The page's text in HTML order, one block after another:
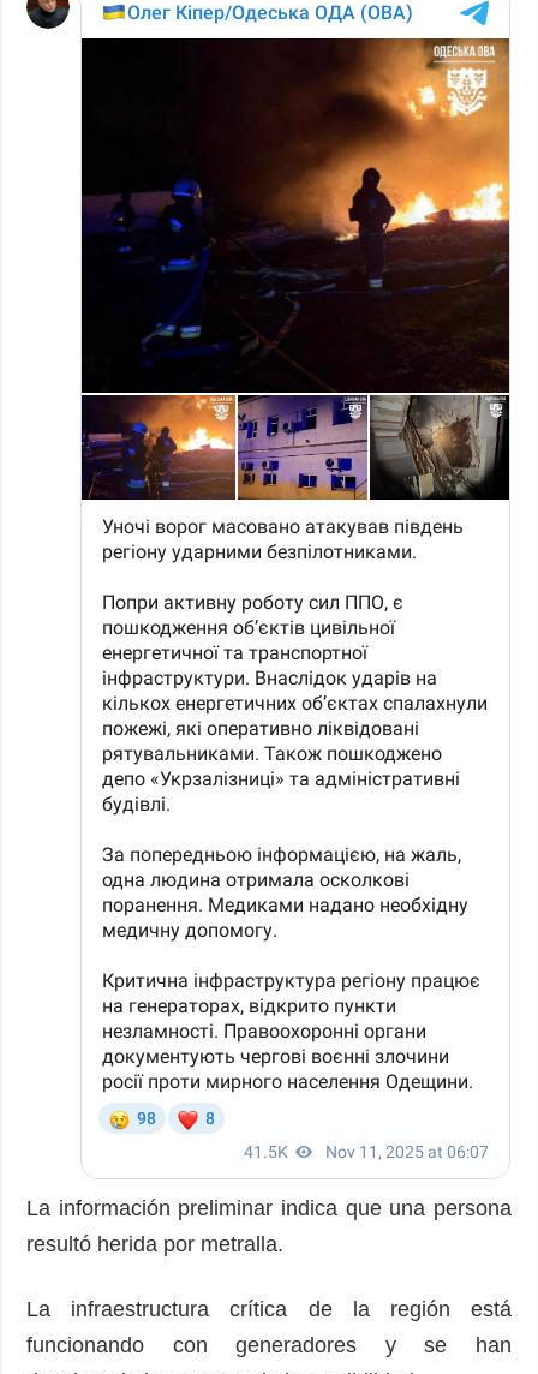
La información preliminar indica que una persona
resultó herida por metralla.
La infraestructura crítica de la región está
funcionando con generadores y se han